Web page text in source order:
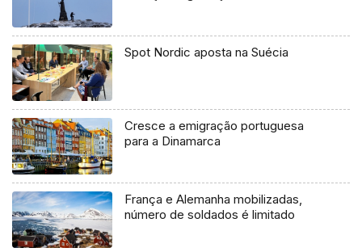
Spot Nordic aposta na Suécia
Cresce a emigração portuguesa
para a Dinamarca
França e Alemanha mobilizadas,
número de soldados é limitado